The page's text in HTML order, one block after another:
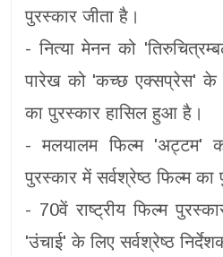
पुरस्कार जीता है।
- नित्या मेनन को
पारेख को 'कच्छ एक्सप्रेस' के
का पुरस्कार हासिल हुआ है।
- मलयालम फिल्म 'अट्टम'
पुरस्कार में सर्वश्रेष्ठ फिल्म का
- 70वें राष्ट्रीय फिल्म
'उंचाई' के लिए सर्वश्रेष्ठ